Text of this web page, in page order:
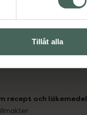
Tillåt alla
recept och läkemedel